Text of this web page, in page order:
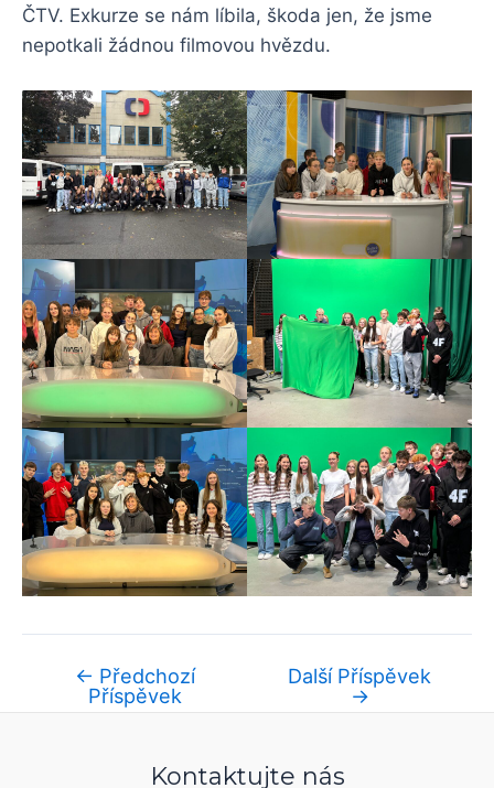
ČTV. Exkurze se nám líbila, škoda jen, že jsme
nepotkali žádnou filmovou hvězdu.
← Předchozí
Příspěvek
Další Příspěvek
→
Kontaktujte nás